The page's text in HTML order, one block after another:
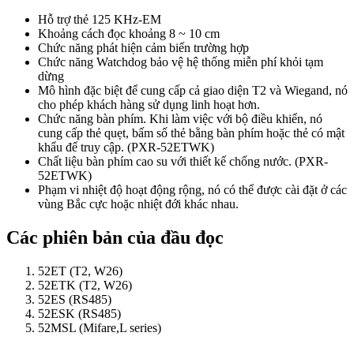
Hỗ trợ thẻ 125 KHz-EM
Khoảng cách đọc khoảng 8 ~ 10 cm
Chức năng phát hiện cảm biến trường hợp
Chức năng Watchdog bảo vệ hệ thống miễn phí khỏi tạm
dừng
Mô hình đặc biệt để cung cấp cả giao diện T2 và Wiegand, nó
cho phép khách hàng sử dụng linh hoạt hơn.
Chức năng bàn phím. Khi làm việc với bộ điều khiển, nó
cung cấp thẻ quẹt, bấm số thẻ bằng bàn phím hoặc thẻ có mật
khẩu để truy cập. (PXR-52ETWK)
Chất liệu bàn phím cao su với thiết kế chống nước. (PXR-
52ETWK)
Phạm vi nhiệt độ hoạt động rộng, nó có thể được cài đặt ở các
vùng Bắc cực hoặc nhiệt đới khác nhau.
Các phiên bản của đầu đọc
52ET (T2, W26)
52ETK (T2, W26)
52ES (RS485)
52ESK (RS485)
52MSL (Mifare,L series)